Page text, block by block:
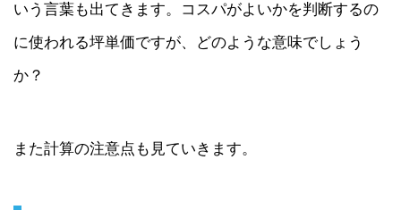
いう言葉も出てきます。コスパがよいかを判断するの
に使われる坪単価ですが、どのような意味でしょう
か？
また計算の注意点も見ていきます。